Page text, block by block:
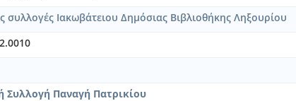
συλλογές Ιακωβάτειου Δημόσιας Βιβλιοθήκης Ληξουρίου
Συλλογή Παναγή Πατρικίου